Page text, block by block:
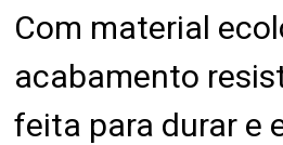
Com material
acabamento
feita para durar e